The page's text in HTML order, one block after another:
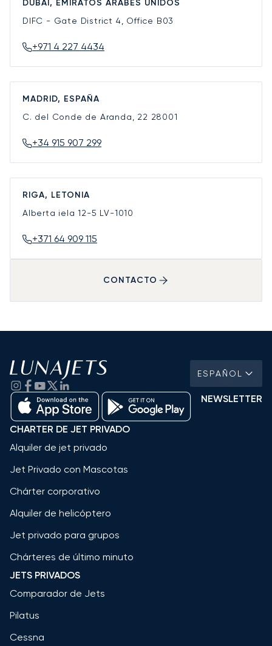
DUBÁI, EMIRATOS ÁRABES UNIDOS
DIFC - Gate District 4, Office B03
+971 4 227 4434
MADRID, ESPAÑA
C. del Conde de Aranda, 22 28001
+34 915 907 299
RIGA, LETONIA
Alberta iela 12-5 LV-1010
+371 64 909 115
CONTACTO
ESPAÑOL
NEWSLETTER
CHARTER DE JET PRIVADO
Alquiler de jet privado
Jet Privado con Mascotas
Chárter corporativo
Alquiler de helicóptero
Jet privado para grupos
Chárteres de último minuto
JETS PRIVADOS
Comparador de Jets
Pilatus
Cessna